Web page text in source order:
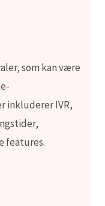
som kan være
inkluderer IVR,
features.